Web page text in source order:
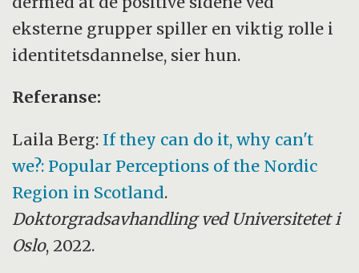
eksterne grupper spiller en viktig rolle i
identitetsdannelse, sier hun.
Referanse:
Laila Berg: If they can do it, why can't
we?: Popular Perceptions of the Nordic
Region in Scotland.
Doktorgradsavhandling ved Universitetet i
Oslo, 2022.